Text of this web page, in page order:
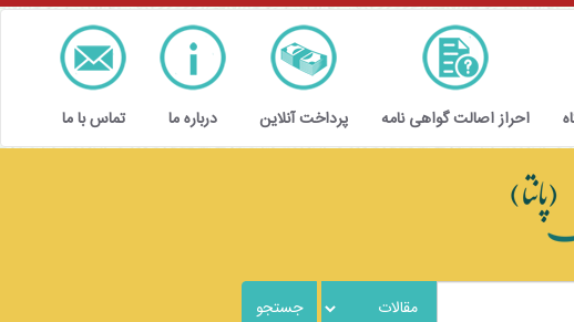
احراز اصالت گواهی نامه پرداخت آنلاین درباره ما تماس با ما